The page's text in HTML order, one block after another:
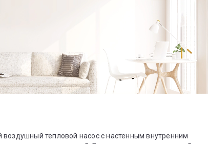
тепловой насос с настенным внутренним